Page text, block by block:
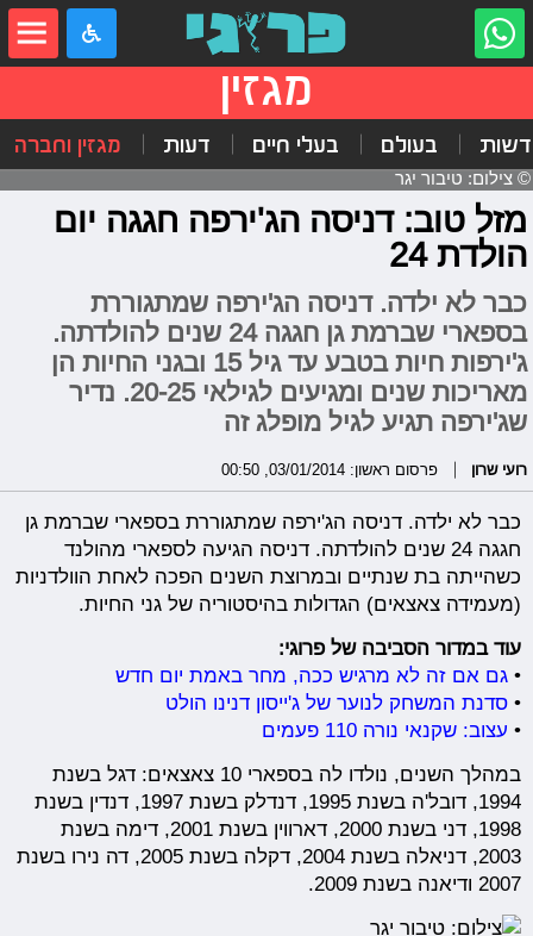
מגזין
בעולם בעלי חיים דעות מגזין וחברה
© צילום: טיבור יגר
מזל טוב: דניסה הג'ירפה חגגה יום
הולדת 24
כבר לא ילדה. דניסה הג'ירפה שמתגוררת
בספארי שברמת גן חגגה 24 שנים להולדתה.
ג'ירפות חיות בטבע עד גיל 15 ובגני החיות הן
מאריכות שנים ומגיעים לגילאי 20-25. נדיר
שג'ירפה תגיע לגיל מופלג זה
רועי שרון פרסום ראשון: 03/01/2014, 00:50
כבר לא ילדה. דניסה הג'ירפה שמתגוררת בספארי שברמת גן
חגגה 24 שנים להולדתה. דניסה הגיעה לספארי מהולנד
כשהייתה בת שנתיים ובמרוצת השנים הפכה לאחת הוולדניות
(מעמידה צאצאים) הגדולות בהיסטוריה של גני החיות.
עוד במדור הסביבה של פרוגי:
•גם אם זה לא מרגיש ככה, מחר באמת יום חדש
•סדנת המשחק לנוער של ג'ייסון דנינו הולט
• עצוב: שקנאי נורה 110 פעמים
במהלך השנים, נולדו לה בספארי 10 צאצאים: דגל בשנת
1994, דובל'ה בשנת 1995, דנדלק בשנת 1997, דנדין בשנת
1998, דני בשנת 2000, דארווין בשנת 2001, דימה בשנת
2003, דניאלה בשנת 2004, דקלה בשנת 2005, דה נירו בשנת
2007 ודיאנה בשנת 2009.